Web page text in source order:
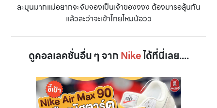
ละมุนมากแม่อยากจะจับจองเป็นเจ้าของงงง ต้องมารอลุ้นกัน
แล้วละว่าจะเข้าไทยไหมน้อวว
ดูคอลเลคชั่นอื่น ๆ จากNikeได้ที่นี่เลย....